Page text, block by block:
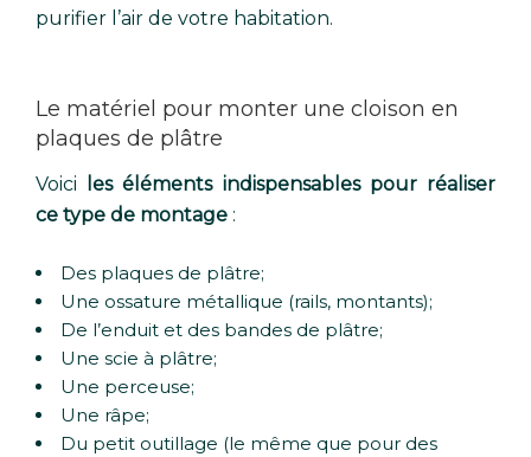
purifier l’air de votre habitation.
Le matériel pour monter une cloison en
plaques de plâtre
Voici
les éléments indispensables pour réaliser
ce type de montage :
Des plaques de plâtre;
Une ossature métallique (rails, montants);
De l’enduit et des bandes de plâtre;
Une scie à plâtre;
Une perceuse;
Une râpe;
Du petit outillage (le même que pour des